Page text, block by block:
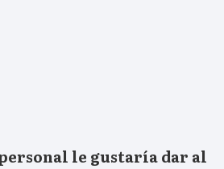
le gustaría dar al